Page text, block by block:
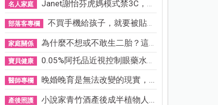
名人家庭 Janet謝怡芬虎媽模式禁3C，看...
部落客專欄 不買手機給孩子，就要被貼「...
家庭關係 為什麼不想或不敢生二胎？這8...
寶貝健康 0.05%阿托品近視控制眼藥水納...
醫師專欄 晚婚晚育是無法改變的現實，...
產後照護 小說家青竹酒產後成半植物人...